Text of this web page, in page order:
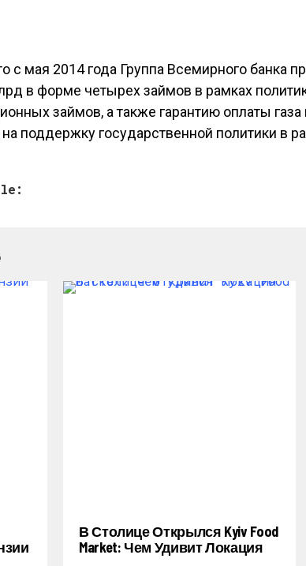
с мая 2014 года Группа Всемирного банка
в форме четырех займов в рамках
займов, а также гарантию оплаты
поддержку государственной политики в
В Столице Открылся Kyiv Food
Market: Чем Удивит Локация